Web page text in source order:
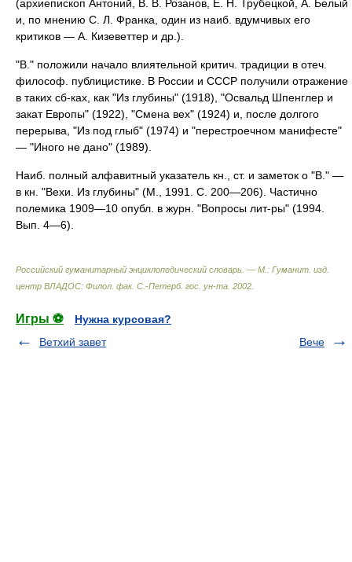
(архиепископ Антоний, В. В. Розанов, Е. Н. Трубецкой, А. Белый
и, по мнению С. Л. Франка, один из наиб. вдумчивых его
критиков — А. Кизеветтер и др.).
"В." положили начало влиятельной критич. традиции в отеч.
философ. публицистике. В России и СССР получили отражение
в таких сб-ках, как "Из глубины" (1918), "Освальд Шпенглер и
закат Европы" (1922), "Смена вех" (1924) и, после долгого
перерыва, "Из под глыб" (1974) и "перестроечном манифесте"
— "Иного не дано" (1989).
Наиб. полный алфавитный указатель кн., ст. и заметок о "В." —
в кн. "Вехи. Из глубины" (М., 1991. С. 200—206). Частично
полемика 1909—10 опубл. в журн. "Вопросы лит-ры" (1994.
Вып. 4—6).
Российский гуманитарный энциклопедический словарь. — М.: Гуманит. изд.
центр ВЛАДОС: Филол. фак. С.-Петерб. гос. ун-та 2002
Игры ⚽
Нужна курсовая?
Ветхий завет
Вече